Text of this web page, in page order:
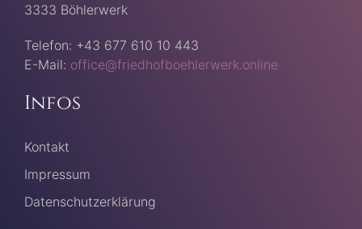
3333 Böhlerwerk
Telefon: +43 677 610 10 443
E-Mail: office@friedhofboehlerwerk.online
Infos
Kontakt
Impressum
Datenschutzerklärung